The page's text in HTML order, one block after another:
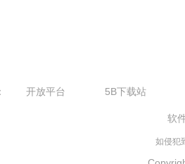
开放平台 5B下载站
软
如侵犯